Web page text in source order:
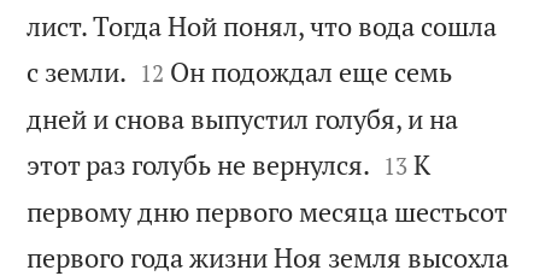
лист. Тогда Ной понял, что вода сошла
с земли. 

12 Он подождал еще семь
дней и снова выпустил голубя, и на
этот раз голубь не вернулся. 

13 К
первому дню первого месяца шестьсот
первого года жизни Ноя земля высохла